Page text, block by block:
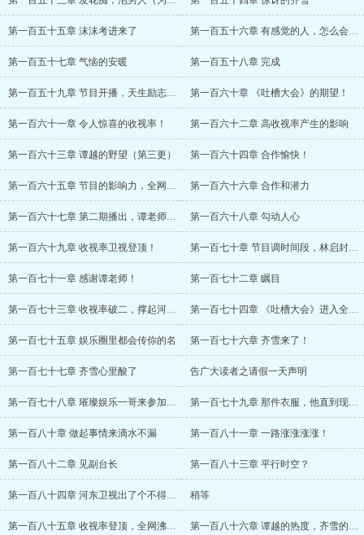
第一百五十五章 沫沫考进来了 第一百五十六章 有感觉的人，怎么会是她呢
第一百五十七章 气恼的安暖 第一百五十八章 完成
第一百五十九章 节目开播，天生励志的女人 第一百六十章 《吐槽大会》的期望！
第一百六十一章 令人惊喜的收视率！ 第一百六十二章 高收视率产生的影响
第一百六十三章 谭越的野望（第三更） 第一百六十四章 合作愉快！
第一百六十五章 节目的影响力，全网掀起向 第一百六十六章 合作和潜力
第一百六十七章 第二期播出，谭老师缺钱 第一百六十八章 勾动人心
第一百六十九章 收视率卫视登顶！ 第一百七十章 节目调时间段，林启封上面有
第一百七十一章 感谢谭老师！ 第一百七十二章 瞩目
第一百七十三章 收视率破二，撑起河东卫视 第一百七十四章 《吐槽大会》进入全国所有
第一百七十五章 娱乐圈里都会传你的名 第一百七十六章 齐雪来了！
第一百七十七章 齐雪心里酸了 告广大读者之请假一天声明
第一百七十八章 璀璨娱乐一哥来参加《吐槽 第一百七十九章 那件衣服，他直到现在还穿
第一百八十章 做起事情来滴水不漏 第一百八十一章 一路涨涨涨涨！
第一百八十二章 见副台长 第一百八十三章 平行时空？
第一百八十四章 河东卫视出了个不得了的人 稍等
第一百八十五章 收视率登顶，全网沸腾！（ 第一百八十六章 谭越的热度，齐雪的惆怅